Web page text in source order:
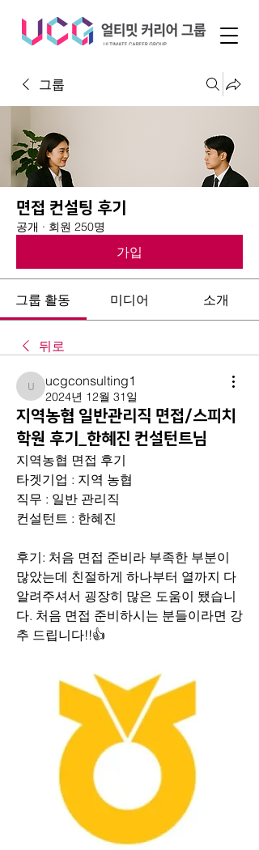
그룹
면접 컨설팅 후기
공개 · 회원 250명
가입
그룹 활동 미디어 소개
뒤로
ucgconsulting1
ucgconsulting1
2024년 12월 31일
지역농협 일반관리직 면접/스피치
학원 후기_한혜진 컨설턴트님
지역농협 면접 후기
타겟기업 : 지역 농협
직무 : 일반 관리직
컨설턴트 : 한혜진
후기: 처음 면접 준비라 부족한 부분이
많았는데 친절하게 하나부터 열까지 다
알려주셔서 굉장히 많은 도움이 됐습니
다. 처음 면접 준비하시는 분들이라면 강
추 드립니다!!👍